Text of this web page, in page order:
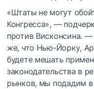
«Штаты не могут
Конгресса», —
против Висконсина.
же, что Нью-Йорку,
будете мешать
законодательства в
рынков, мы подадим в